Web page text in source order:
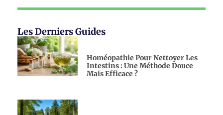
Les Derniers Guides
Homéopathie Pour Nettoyer Les
Intestins : Une Méthode Douce
Mais Efficace ?